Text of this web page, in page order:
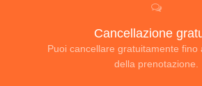
Cancellazione
Puoi cancellare gratuitamente fino
della prenotazione.